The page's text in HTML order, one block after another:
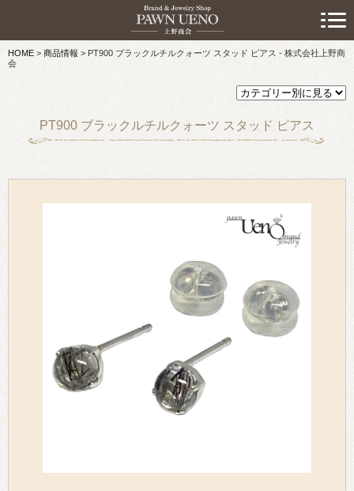
HOME > 商品情報> PT900 ブラックルチルクォーツ スタッド ピアス - 株式会社上野商
会
PT900 ブラックルチルクォーツ スタッド ピアス
> 初めての方へ
> 預けたい方
> 売りたい方
> 買いたい方
> 取り扱い品目
> お知らせ
> キャンペーン情報
> 会社概要
> アクセス
> ホーム